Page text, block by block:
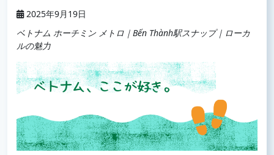
2025年9月19日
ベトナム ホーチミン メトロ｜Bến Thành駅スナップ｜ローカ
ルの魅力